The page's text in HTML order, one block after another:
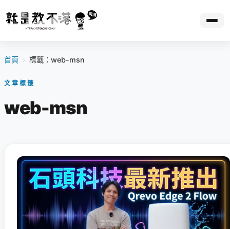
首頁 › 標籤：web-msn
文章標籤
web-msn